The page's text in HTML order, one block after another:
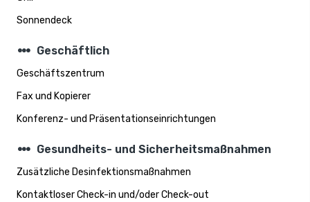
Sonnendeck
steppers Geschäftlich
Geschäftszentrum
Fax und Kopierer
Konferenz- und Präsentationseinrichtungen
steppers Gesundheits- und Sicherheitsmaßnahmen
Zusätzliche Desinfektionsmaßnahmen
Kontaktloser Check-in und/oder Check-out